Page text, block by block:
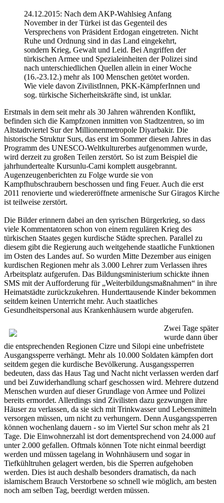
24.12.2015: Nach dem AKP-Wahlsieg Anfang
November in der Türkei ist das Gegenteil des
Versprechens von Präsident Erdogan eingetreten. Nicht
Ruhe und Ordnung sind in das Land eingekehrt,
sondern Krieg, Gewalt und Leid. Bei Angriffen der
türkischen Armee und Spezialeinheiten der Polizei sind
nach unterschiedlichen Quellen allein in einer Woche
(16.-23.12.) mehr als 100 Menschen getötet worden.
Wie viele davon ZivilistInnen, PKK-KämpferInnen und
sog. türkische Sicherheitskräfte sind, ist unklar.
Erstmals in dem seit mehr als 30 Jahren währenden Konflikt,
befinden sich die Kampfzonen inmitten von Stadtzentren, so im
Altstadtviertel Sur der Millionenmetropole Diyarbakir. Die
historische Struktur Surs, das erst im Sommer diesen Jahres in das
Programm des UNESCO-Weltkulturerbes aufgenommen wurde,
wird derzeit zu großen Teilen zerstört. So ist zum Beispiel die
jahrhundertealte Kursunlu-Cami komplett ausgebrannt.
Augenzeugenberichten zu Folge wurde sie von
Kampfhubschraubern beschossen und fing Feuer. Auch die erst
2011 renovierte und wiedereröffnete armenische Sur Giragos Kirche
ist teilweise zerstört.
Die Bilder erinnern dabei an den syrischen Bürgerkrieg, so dass
viele Kommentatoren schon von einem regulären Krieg des
türkischen Staates gegen kurdische Städte sprechen. Parallel zu
diesem gibt die Regierung auch weitgehende staatliche Funktionen
im Osten des Landes auf. So wurden Mitte Dezember aus einigen
kurdischen Regionen mehr als 3.000 Lehrer zum Verlassen ihres
Arbeitsplatz aufgerufen. Das Bildungsministerium schickte ihnen
SMS mit der Aufforderung für „Weiterbildungsmaßnahmen“ in ihre
Heimatstädte zurückzukehren. Hunderttausende Kinder bekommen
seitdem keinen Unterricht mehr. Auch staatliches
Gesundheitspersonal aus Krankenhäusern wurde abgerufen.
Zwei Tage später
wurde dann über
die entsprechenden Regionen Cizre und Silopi eine unbefristete
Ausgangssperre verhängt. Mehr als 10.000 Soldaten kämpfen dort
seitdem gegen die kurdische Bevölkerung. Ausgangssperren
bedeuten, dass das Haus Tag und Nacht nicht verlassen werden darf
und bei Zuwiderhandlung scharf geschossen wird. Mehrere dutzend
Menschen wurden auf dieser Grundlage von Armee und Polizei
bereits ermordet. Allerdings sind Zivilisten dazu gezwungen ihre
Häuser zu verlassen, da sie sich mit Trinkwasser und Lebensmitteln
versorgen müssen, um nicht zu verhungern. Denn Ausgangssperren
können wochenlang dauern - so im Viertel Sur schon mehr als 21
Tage. Die Einwohnerzahl ist dort dementsprechend von 24.000 auf
unter 2.000 gefallen. Oftmals können Tote nicht einmal beerdigt
werden und müssen tagelang in Wohnhäusern und sogar in
Tiefkühltruhen gelagert werden, bis die Sperren aufgehoben
werden. Dies ist auch deshalb besonders dramatisch, da nach
islamischem Brauch Verstorbene so schnell wie möglich, am besten
noch am selben Tag, beerdigt werden müssen.